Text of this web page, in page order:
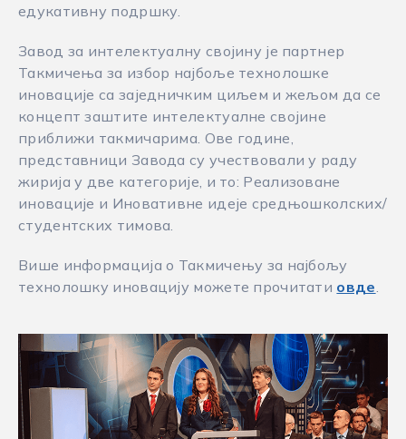
едукативну подршку.
Завод за интелектуалну својину је партнер
Такмичења за избор најбоље технолошке
иновације са заједничким циљем и жељом да се
концепт заштите интелектуалне својине
приближи такмичарима. Ове године,
представници Завода су учествовали у раду
жирија у две категорије, и то: Реализоване
иновације и Иновативне идеје средњошколских/
студентских тимова.
Више информација о Такмичењу за најбољу
технолошку иновацију можете прочитати овде.